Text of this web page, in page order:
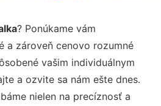
? Ponúkame vám
a zároveň cenovo rozumné
vašim individuálnym
a ozvite sa nám ešte dnes.
nielen na precíznosť a